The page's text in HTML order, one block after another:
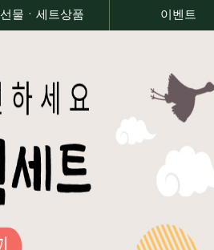
선물ㆍ세트상품 이벤트